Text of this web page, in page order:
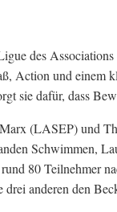
des
Action und einem
sie dafür, dass
(LASEP) und
Schwimmen,
80 Teilnehmer
anderen den